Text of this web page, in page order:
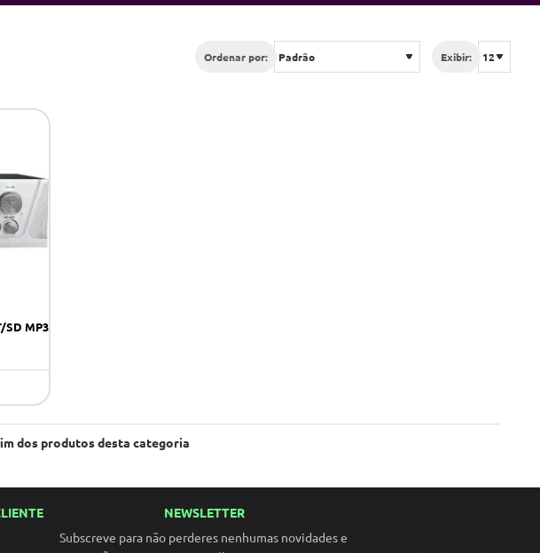
Ordenar por: Exibir:
SD MP3
dos produtos desta categoria
NEWSLETTER
Subscreve para não perderes nenhumas novidades e